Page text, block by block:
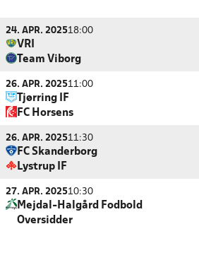
24. APR. 202518:00
VRI
Team Viborg
26. APR. 202511:00
Tjørring IF
FC Horsens
26. APR. 202511:30
FC Skanderborg
Lystrup IF
27. APR. 202510:30
Mejdal-Halgård Fodbold
Oversidder